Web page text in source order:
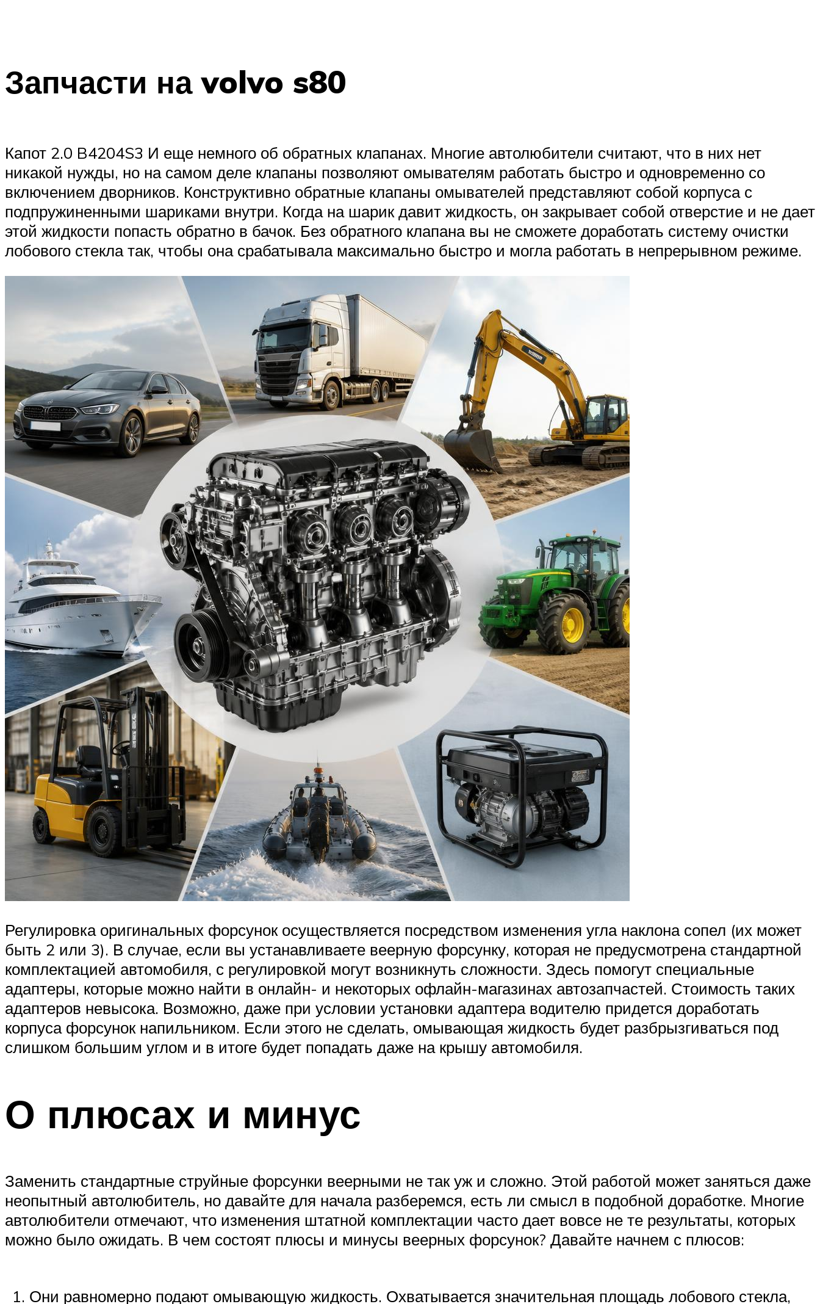
Запчасти на volvo s80
Капот 2.0 B4204S3 И еще немного об обратных клапанах. Многие автолюбители считают, что в них нет
никакой нужды, но на самом деле клапаны позволяют омывателям работать быстро и одновременно со
включением дворников. Конструктивно обратные клапаны омывателей представляют собой корпуса с
подпружиненными шариками внутри. Когда на шарик давит жидкость, он закрывает собой отверстие и не дает
этой жидкости попасть обратно в бачок. Без обратного клапана вы не сможете доработать систему очистки
лобового стекла так, чтобы она срабатывала максимально быстро и могла работать в непрерывном режиме.
Регулировка оригинальных форсунок осуществляется посредством изменения угла наклона сопел (их может
быть 2 или 3). В случае, если вы устанавливаете веерную форсунку, которая не предусмотрена стандартной
комплектацией автомобиля, с регулировкой могут возникнуть сложности. Здесь помогут специальные
адаптеры, которые можно найти в онлайн- и некоторых офлайн-магазинах автозапчастей. Стоимость таких
адаптеров невысока. Возможно, даже при условии установки адаптера водителю придется доработать
корпуса форсунок напильником. Если этого не сделать, омывающая жидкость будет разбрызгиваться под
слишком большим углом и в итоге будет попадать даже на крышу автомобиля.
О плюсах и минус
Заменить стандартные струйные форсунки веерными не так уж и сложно. Этой работой может заняться даже
неопытный автолюбитель, но давайте для начала разберемся, есть ли смысл в подобной доработке. Многие
автолюбители отмечают, что изменения штатной комплектации часто дает вовсе не те результаты, которых
можно было ожидать. В чем состоят плюсы и минусы веерных форсунок? Давайте начнем с плюсов:
Они равномерно подают омывающую жидкость. Охватывается значительная площадь лобового стекла,